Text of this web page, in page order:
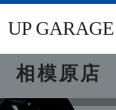
UP
相模原店